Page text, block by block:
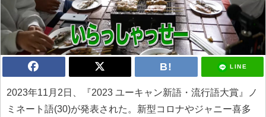
LINE
2023年11月2日、『2023 ユーキャン新語・流行語大賞』ノ
ミネート語(30)が発表された。新型コロナやジャニー喜多